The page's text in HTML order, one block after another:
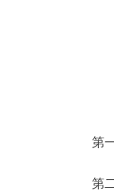
第
第